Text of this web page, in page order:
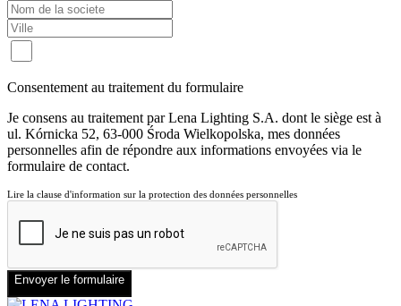
Consentement au traitement du formulaire
Je consens au traitement par Lena Lighting S.A. dont le siège est à
ul. Kórnicka 52, 63-000 Środa Wielkopolska, mes données
personnelles afin de répondre aux informations envoyées via le
formulaire de contact.
Lire la clause d'information sur la protection des données personnelles
Envoyer le formulaire